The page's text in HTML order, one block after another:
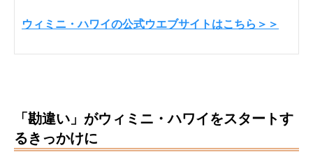
ウィミニ・ハワイの公式ウエブサイトはこちら＞＞
「勘違い」がウィミニ・ハワイをスタートす
るきっかけに